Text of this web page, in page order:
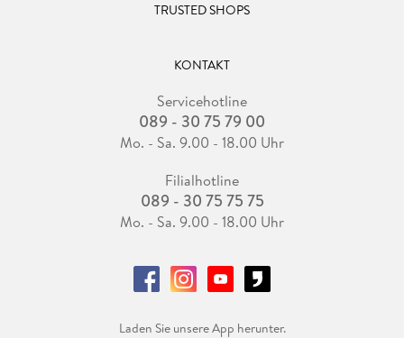
TRUSTED SHOPS
KONTAKT
Servicehotline
089 - 30 75 79 00
Mo. - Sa. 9.00 - 18.00 Uhr
Filialhotline
089 - 30 75 75 75
Mo. - Sa. 9.00 - 18.00 Uhr
Laden Sie unsere App herunter.